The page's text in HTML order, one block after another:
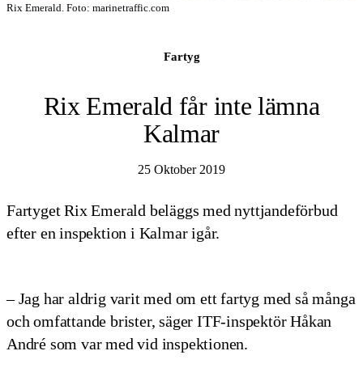
Rix Emerald. Foto: marinetraffic.com
Fartyg
Rix Emerald får inte lämna
Kalmar
25 Oktober 2019
Fartyget Rix Emerald beläggs med nyttjandeförbud
efter en inspektion i Kalmar igår.
– Jag har aldrig varit med om ett fartyg med så många
och omfattande brister, säger ITF-inspektör Håkan
André som var med vid inspektionen.